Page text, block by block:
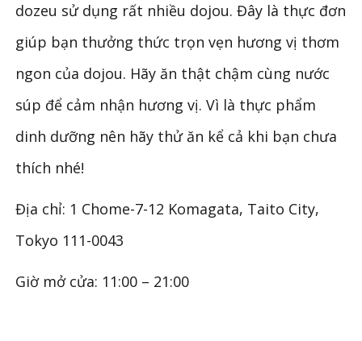
dozeu sử dụng rất nhiều dojou. Đây là thực đơn
giúp bạn thưởng thức trọn vẹn hương vị thơm
ngon của dojou. Hãy ăn thật chậm cùng nước
súp để cảm nhận hương vị. Vì là thực phẩm
dinh dưỡng nên hãy thử ăn kể cả khi bạn chưa
thích nhé!
Địa chỉ: 1 Chome-7-12 Komagata, Taito City,
Tokyo 111-0043
Giờ mở cửa: 11:00 – 21:00